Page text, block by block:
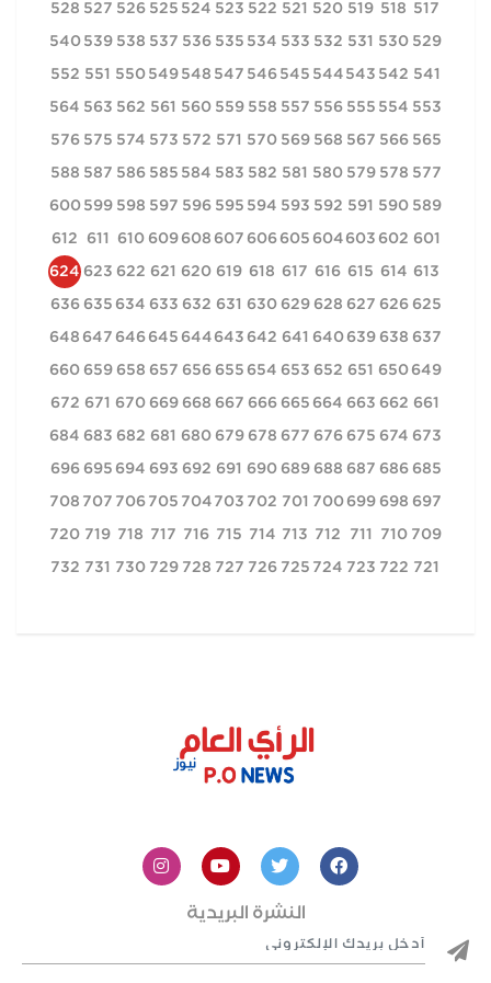
517
518
519
520
521
522
523
524
525
526
527
528
529
530
531
532
533
534
535
536
537
538
539
540
541
542
543
544
545
546
547
548
549
550
551
552
553
554
555
556
557
558
559
560
561
562
563
564
565
566
567
568
569
570
571
572
573
574
575
576
577
578
579
580
581
582
583
584
585
586
587
588
589
590
591
592
593
594
595
596
597
598
599
600
601
602
603
604
605
606
607
608
609
610
611
612
613
614
615
616
617
618
619
620
621
622
623
624
625
626
627
628
629
630
631
632
633
634
635
636
637
638
639
640
641
642
643
644
645
646
647
648
649
650
651
652
653
654
655
656
657
658
659
660
661
662
663
664
665
666
667
668
669
670
671
672
673
674
675
676
677
678
679
680
681
682
683
684
685
686
687
688
689
690
691
692
693
694
695
696
697
698
699
700
701
702
703
704
705
706
707
708
709
710
711
712
713
714
715
716
717
718
719
720
721
722
723
724
725
726
727
728
729
730
731
732
النشرة البريدية